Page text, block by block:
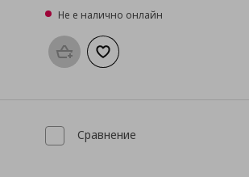
с любими
Не е налично онлайн
Προσθήκη στο καλάθι
Добави към списъка с
Сравнение